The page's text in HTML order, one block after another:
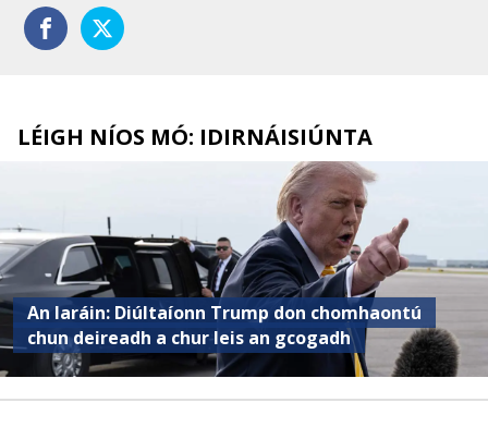
LÉIGH NÍOS MÓ: IDIRNÁISIÚNTA
An Iaráin: Diúltaíonn Trump don chomhaontú
chun deireadh a chur leis an gcogadh